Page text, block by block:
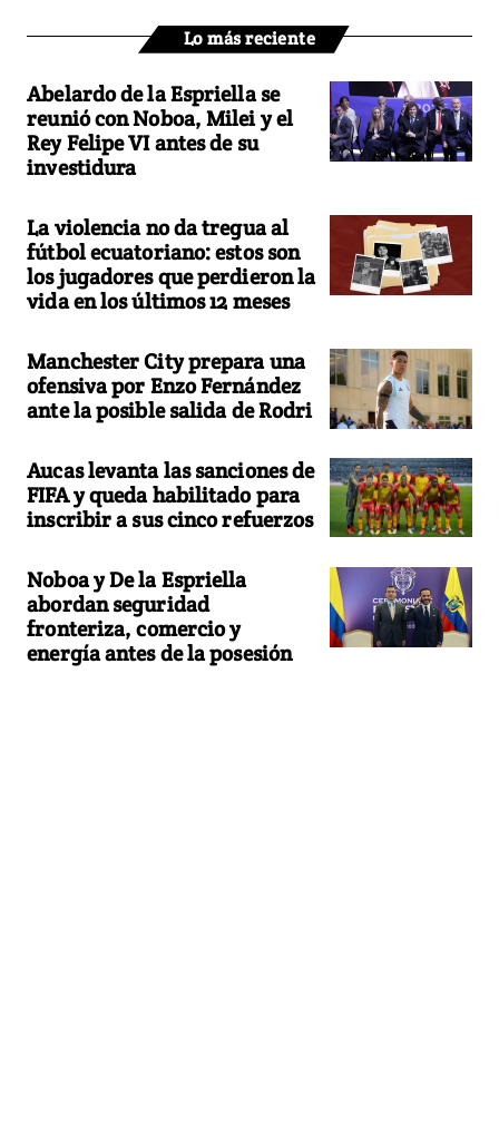
Lo más reciente
Abelardo de la Espriella se
reunió con Noboa, Milei y el
Rey Felipe VI antes de su
investidura
La violencia no da tregua al
fútbol ecuatoriano: estos son
los jugadores que perdieron la
vida en los últimos 12 meses
Manchester City prepara una
ofensiva por Enzo Fernández
ante la posible salida de Rodri
Aucas levanta las sanciones de
FIFA y queda habilitado para
inscribir a sus cinco refuerzos
Noboa y De la Espriella
abordan seguridad
fronteriza, comercio y
energía antes de la posesión